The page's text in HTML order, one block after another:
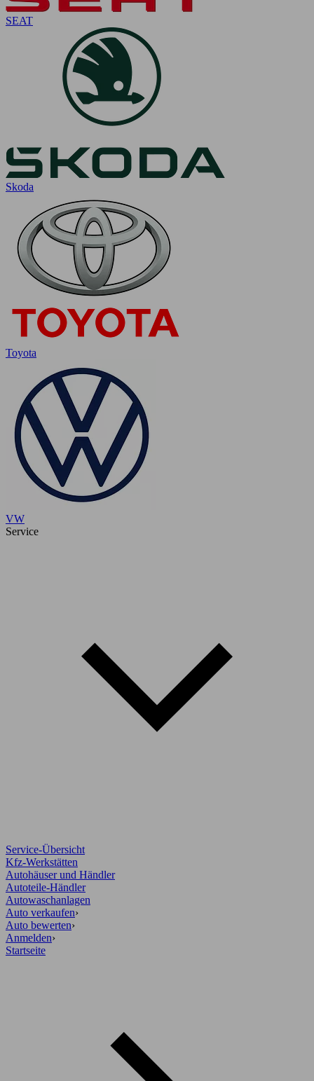
SEAT
Skoda
Toyota
VW
Service
Service-Übersicht
Kfz-Werkstätten
Autohäuser und Händler
Autoteile-Händler
Autowaschanlagen
Auto verkaufen›
Auto bewerten›
Anmelden›
Startseite